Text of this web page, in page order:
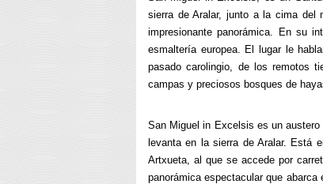
sierra de Aralar, junto a la cima del
impresionante panorámica. En su
esmaltería europea. El lugar le
pasado carolingio, de los remotos
campas y preciosos bosques de
San Miguel in Excelsis es un
levanta en la sierra de Aralar. Está
Artxueta, al que se accede por
panorámica espectacular que